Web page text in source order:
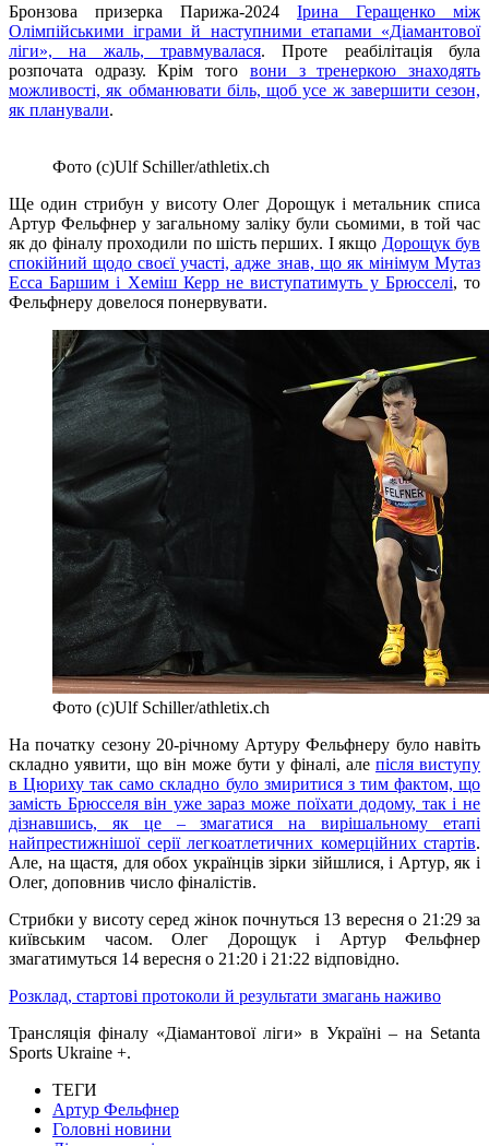
Бронзова призерка Парижа-2024 Ірина Геращенко між
Олімпійськими іграми й наступними етапами «Діамантової
ліги», на жаль, травмувалася. Проте реабілітація була
розпочата одразу. Крім того вони з тренеркою знаходять
можливості, як обманювати біль, щоб усе ж завершити сезон,
як планували.
Фото (c)Ulf Schiller/athletix.ch
Ще один стрибун у висоту Олег Дорощук і метальник списа
Артур Фельфнер у загальному заліку були сьомими, в той час
як до фіналу проходили по шість перших. І якщо Дорощук був
спокійний щодо своєї участі, адже знав, що як мінімум Мутаз
Есса Баршим і Хеміш Керр не виступатимуть у Брюсселі, то
Фельфнеру довелося понервувати.
Фото (c)Ulf Schiller/athletix.ch
На початку сезону 20-річному Артуру Фельфнеру було навіть
складно уявити, що він може бути у фіналі, але після виступу
в Цюриху так само складно було змиритися з тим фактом, що
замість Брюсселя він уже зараз може поїхати додому, так і не
дізнавшись, як це – змагатися на вирішальному етапі
найпрестижнішої серії легкоатлетичних комерційних стартів.
Але, на щастя, для обох українців зірки зійшлися, і Артур, як і
Олег, доповнив число фіналістів.
Стрибки у висоту серед жінок почнуться 13 вересня о 21:29 за
київським часом. Олег Дорощук і Артур Фельфнер
змагатимуться 14 вересня о 21:20 і 21:22 відповідно.
Розклад, стартові протоколи й результати змагань наживо
Трансляція фіналу «Діамантової ліги» в Україні – на Setanta
Sports Ukraine +.
ТЕГИ
Артур Фельфнер
Головні новини